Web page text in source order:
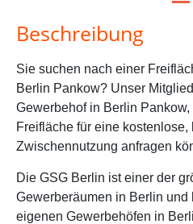
Beschreibung
Sie suchen nach einer
Berlin Pankow? Unser
Gewerbehof in Berlin
Freifläche für eine kostenlose,
Zwischennutzung anfragen
Die GSG Berlin ist einer der
Gewerberäumen in Berlin und
eigenen Gewerbehöfen in